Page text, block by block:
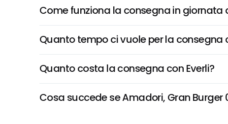
Come funziona la consegna in giornata
Quanto tempo ci vuole per la consegna
Quanto costa la consegna con Everli?
Cosa succede se Amadori, Gran